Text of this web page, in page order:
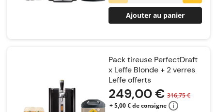
Ajouter au panier
Pack tireuse PerfectDraft
x Leffe Blonde + 2 verres
Leffe offerts
249,00 € 316,75 €
+ 5,00 € de consigne